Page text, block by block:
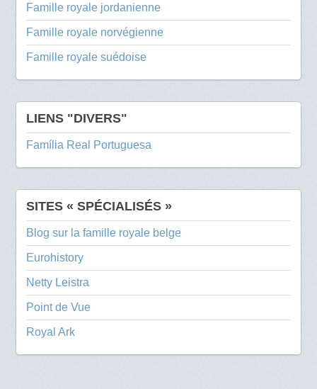
Famille royale jordanienne
Famille royale norvégienne
Famille royale suédoise
LIENS "DIVERS"
Família Real Portuguesa
SITES « SPÉCIALISÉS »
Blog sur la famille royale belge
Eurohistory
Netty Leistra
Point de Vue
Royal Ark